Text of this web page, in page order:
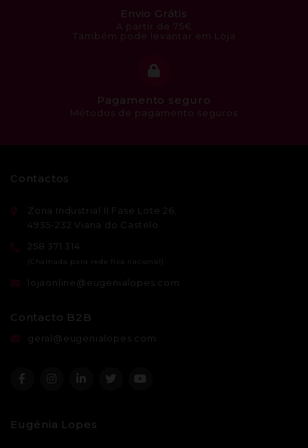
Envio Grátis
A partir de 75€
Também pode levantar em Loja
Pagamento seguro
Métodos de pagamento seguros
Contactos
Zona Industrial II Fase Lote 26,
4935-232 Viana do Castelo
258 371 314
lojaonline@eugenialopes.com
Contacto B2B
geral@eugenialopes.com
Eugénia Lopes